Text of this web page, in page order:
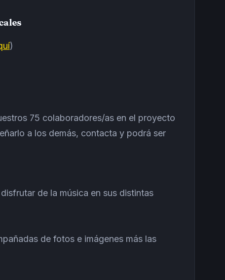
)
75 colaboradores/as en el proyecto
a los demás, contacta y podrá ser
de la música en sus distintas
de fotos e imágenes más las